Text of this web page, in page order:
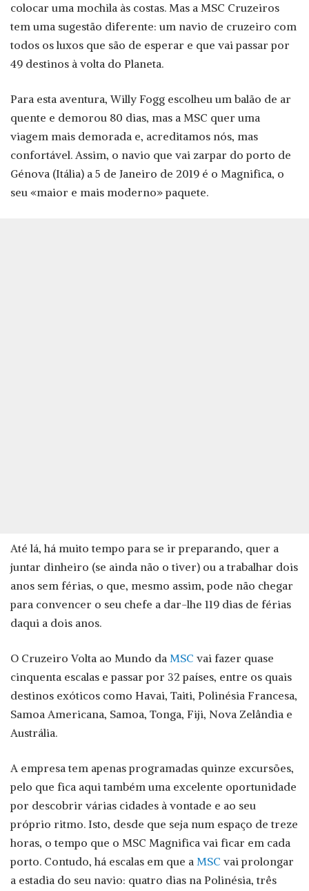
colocar uma mochila às costas. Mas a MSC Cruzeiros
tem uma sugestão diferente: um navio de cruzeiro com
todos os luxos que são de esperar e que vai passar por
49 destinos à volta do Planeta.
Para esta aventura, Willy Fogg escolheu um balão de ar
quente e demorou 80 dias, mas a MSC quer uma
viagem mais demorada e, acreditamos nós, mas
confortável. Assim, o navio que vai zarpar do porto de
Génova (Itália) a 5 de Janeiro de 2019 é o Magnifica, o
seu «maior e mais moderno» paquete.
Até lá, há muito tempo para se ir preparando, quer a
juntar dinheiro (se ainda não o tiver) ou a trabalhar dois
anos sem férias, o que, mesmo assim, pode não chegar
para convencer o seu chefe a dar-lhe 119 dias de férias
daqui a dois anos.
O Cruzeiro Volta ao Mundo da MSC vai fazer quase
cinquenta escalas e passar por 32 países, entre os quais
destinos exóticos como Havai, Taiti, Polinésia Francesa,
Samoa Americana, Samoa, Tonga, Fiji, Nova Zelândia e
Austrália.
A empresa tem apenas programadas quinze excursões,
pelo que fica aqui também uma excelente oportunidade
por descobrir várias cidades à vontade e ao seu
próprio ritmo. Isto, desde que seja num espaço de treze
horas, o tempo que o MSC Magnifica vai ficar em cada
porto. Contudo, há escalas em que a MSC vai prolongar
a estadia do seu navio: quatro dias na Polinésia, três